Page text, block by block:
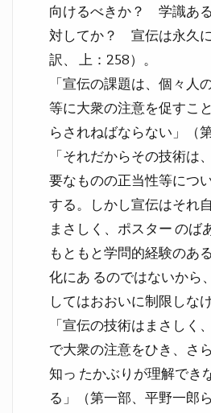
向けるべきか？ 学識あ
対してか？ 宣伝は永久
訳、 上：258）。
「宣伝の課題は、個々
等に大衆の注意を促すこ
らされねばならない」（
「それだからその技術
要なものの正当性等につ
する。しかし宣伝はそれ
まさしく、ポスター の
もともと学問的経験のあ
化にあ るのではないから
してはおおいに制限しな
「宣伝の技術はまさし
で大衆の注意をひき、さ
知っ たかぶりが理解でき
る」（第一部、平野一郎